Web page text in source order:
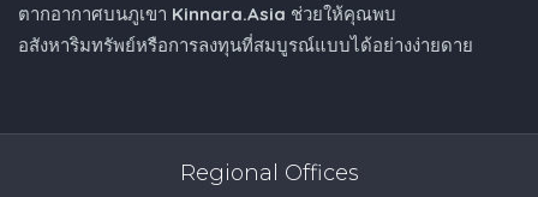
ตากอากาศบนภูเขา Kinnara.Asia ช่วยให้คุณพบ
อสังหาริมทรัพย์หรือการลงทุนที่สมบูรณ์แบบได้อย่างง่ายดาย
Regional Offices